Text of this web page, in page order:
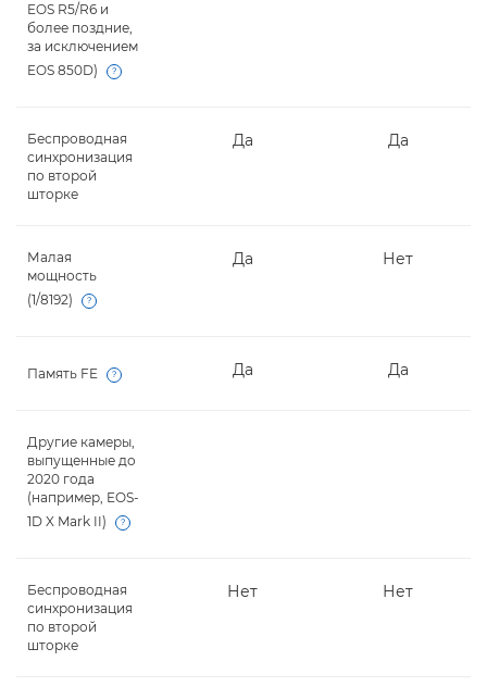
EOS R5/R6 и
более поздние,
за исключением
EOS 850D)
Беспроводная
синхронизация
по второй
шторке
Да Да
Малая
мощность
(1/8192)
Да Нет
Память FE
Да Да
Другие камеры,
выпущенные до
2020 года
(например, EOS-
1D X Mark II)
Беспроводная
синхронизация
по второй
шторке
Нет Нет